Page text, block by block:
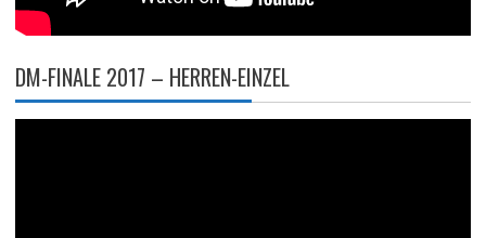
DM-FINALE 2017 – HERREN-EINZEL